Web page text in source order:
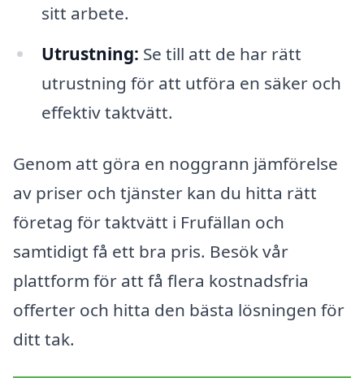
sitt arbete.
Utrustning: Se till att de har rätt
utrustning för att utföra en säker och
effektiv taktvätt.
Genom att göra en noggrann jämförelse
av priser och tjänster kan du hitta rätt
företag för taktvätt i Frufällan och
samtidigt få ett bra pris. Besök vår
plattform för att få flera kostnadsfria
offerter och hitta den bästa lösningen för
ditt tak.